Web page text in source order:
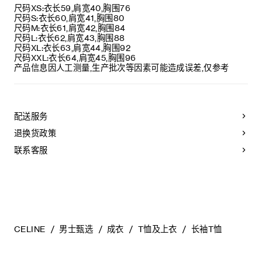
意大利制造
编号：RX0A90F43.01OB
悬挂晾干，无需脱水。
最高熨烫温度：110°C / 230°F
不可使用蒸汽。
不可干洗。
尺码XS:衣长59,肩宽40,胸围76
尺码S:衣长60,肩宽41,胸围80
尺码M:衣长61,肩宽42,胸围84
尺码L:衣长62,肩宽43,胸围88
尺码XL:衣长63,肩宽44,胸围92
尺码XXL:衣长64,肩宽45,胸围96
产品信息因人工测量,生产批次等因素可能造成误差,仅参考
配送服务
退换货政策
联系客服
CELINE 男士甄选 成衣 T恤及上衣 长袖T恤